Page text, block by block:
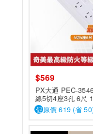
$569
PX大通 PEC-
線5切4座3孔 6尺
促原價 619 (省